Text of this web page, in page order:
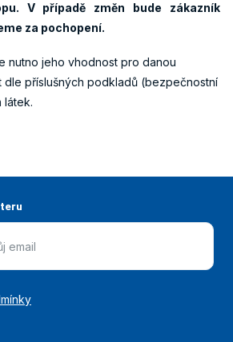
V případě změn bude zákazník
za pochopení.
nutno jeho vhodnost pro danou
dle příslušných podkladů (bezpečnostní
látek.